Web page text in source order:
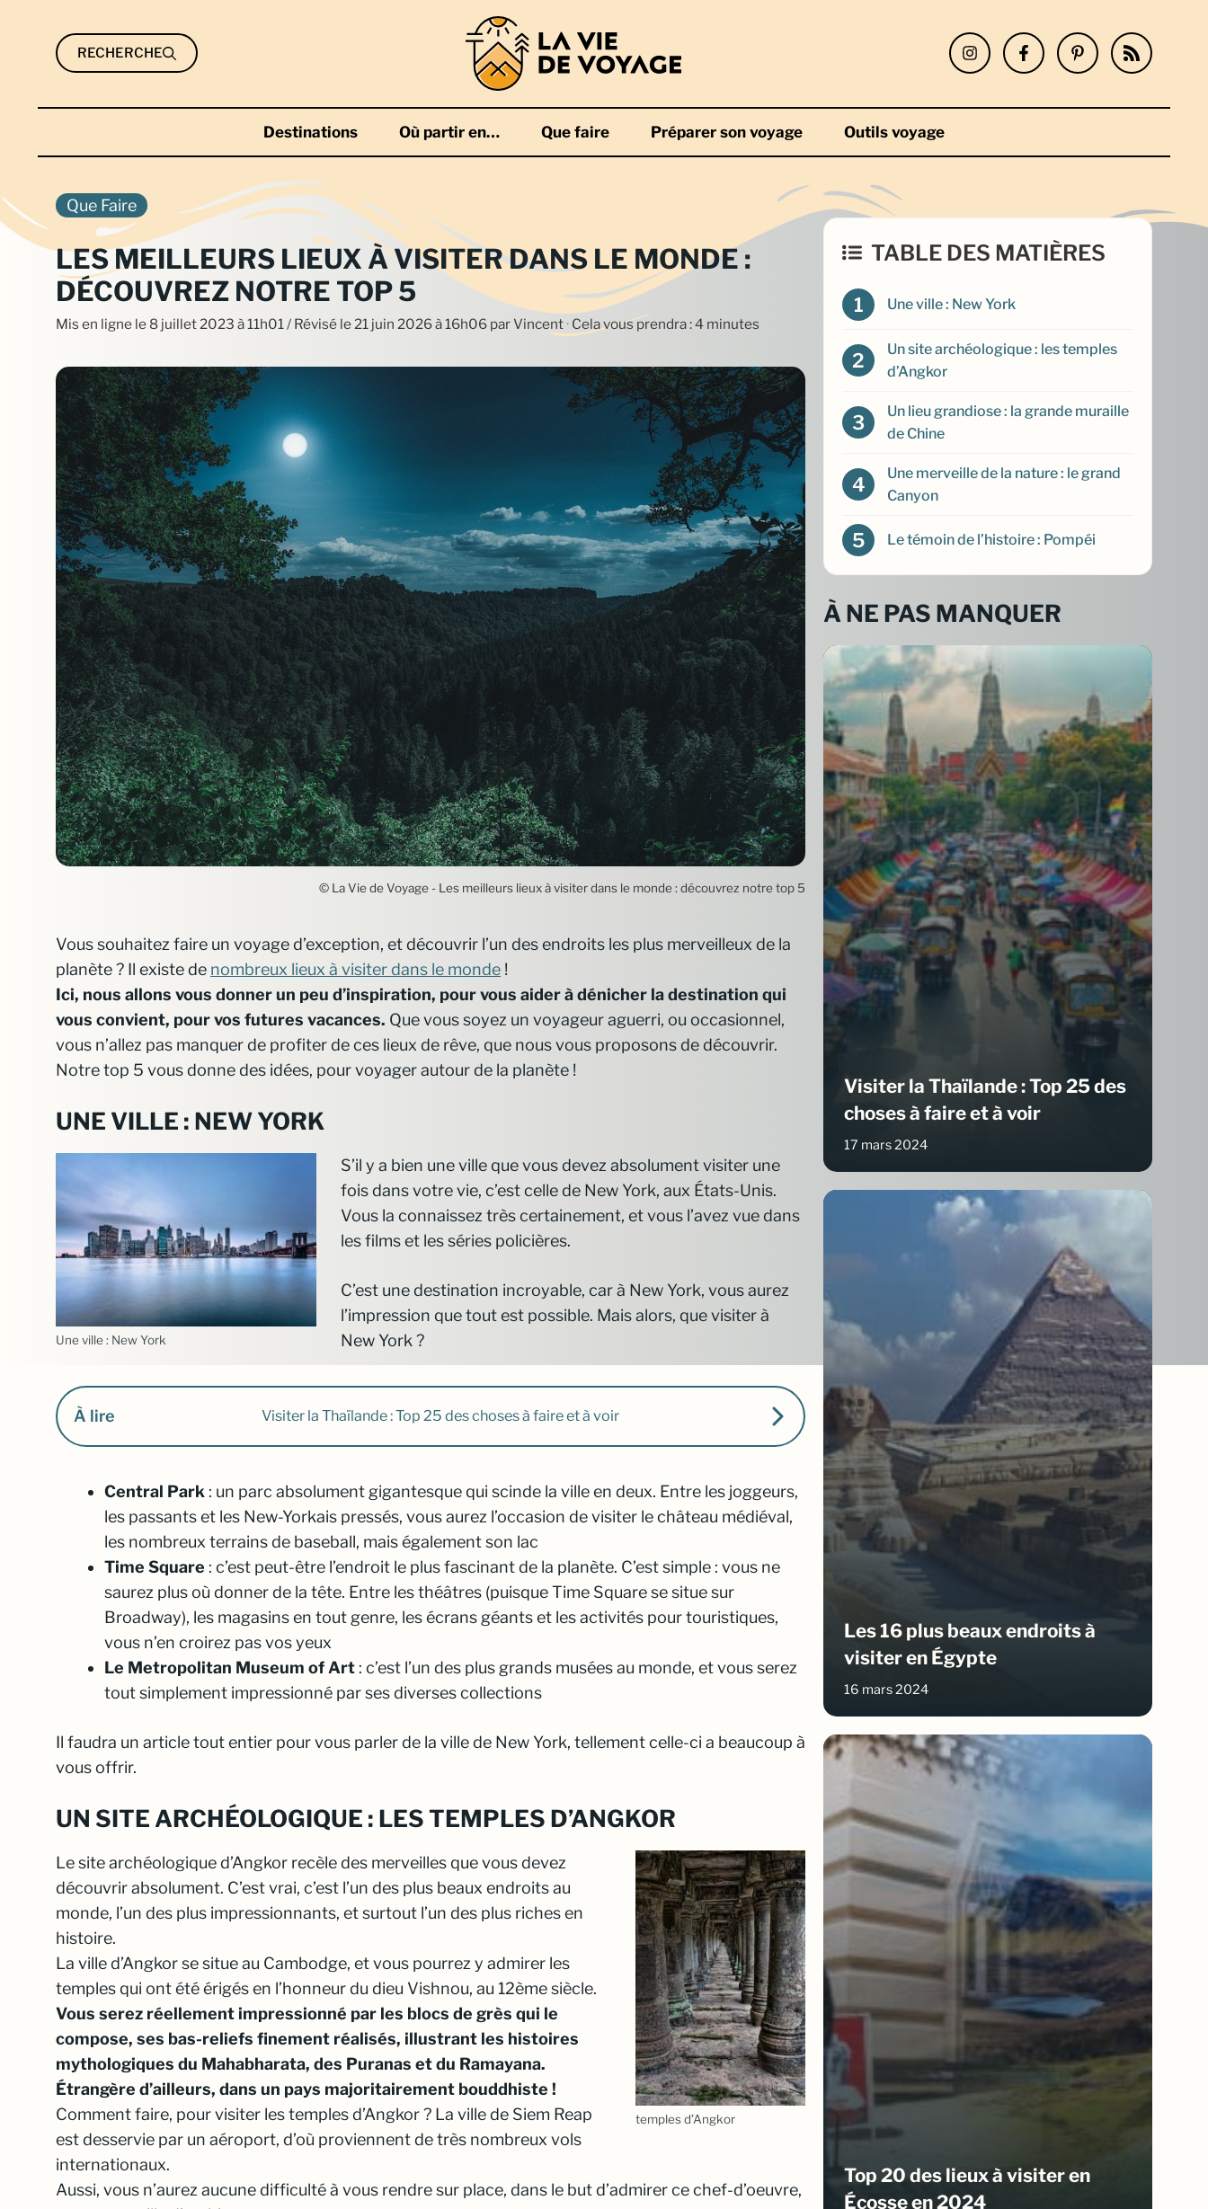
contenu
RECHERCHE
Destinations Où partir en… Que faire Préparer son voyage Outils voyage
Que Faire
LES MEILLEURS LIEUX À VISITER DANS LE MONDE :
DÉCOUVREZ NOTRE TOP 5
Mis en ligne le 8 juillet 2023 à 11h01 / Révisé le 21 juin 2026 à 16h06 par Vincent· Cela vous prendra : 4 minutes
© La Vie de Voyage - Les meilleurs lieux à visiter dans le monde : découvrez notre top 5
Vous souhaitez faire un voyage d’exception, et découvrir l’un des endroits les plus merveilleux de la
planète ? Il existe de nombreux lieux à visiter dans le monde !
Ici, nous allons vous donner un peu d’inspiration, pour vous aider à dénicher la destination qui
vous convient, pour vos futures vacances. Que vous soyez un voyageur aguerri, ou occasionnel,
vous n’allez pas manquer de profiter de ces lieux de rêve, que nous vous proposons de découvrir.
Notre top 5 vous donne des idées, pour voyager autour de la planète !
UNE VILLE : NEW YORK
Une ville : New York
S’il y a bien une ville que vous devez absolument visiter une
fois dans votre vie, c’est celle de New York, aux États-Unis.
Vous la connaissez très certainement, et vous l’avez vue dans
les films et les séries policières.
C’est une destination incroyable, car à New York, vous aurez
l’impression que tout est possible. Mais alors, que visiter à
New York ?
À lire Visiter la Thaïlande : Top 25 des choses à faire et à voir
Central Park : un parc absolument gigantesque qui scinde la ville en deux. Entre les joggeurs,
les passants et les New-Yorkais pressés, vous aurez l’occasion de visiter le château médiéval,
les nombreux terrains de baseball, mais également son lac
Time Square : c’est peut-être l’endroit le plus fascinant de la planète. C’est simple : vous ne
saurez plus où donner de la tête. Entre les théâtres (puisque Time Square se situe sur
Broadway), les magasins en tout genre, les écrans géants et les activités pour touristiques,
vous n’en croirez pas vos yeux
Le Metropolitan Museum of Art : c’est l’un des plus grands musées au monde, et vous serez
tout simplement impressionné par ses diverses collections
Il faudra un article tout entier pour vous parler de la ville de New York, tellement celle-ci a beaucoup à
vous offrir.
UN SITE ARCHÉOLOGIQUE : LES TEMPLES D’ANGKOR
temples d’Angkor
Le site archéologique d’Angkor recèle des merveilles que vous devez
découvrir absolument. C’est vrai, c’est l’un des plus beaux endroits au
monde, l’un des plus impressionnants, et surtout l’un des plus riches en
histoire.
La ville d’Angkor se situe au Cambodge, et vous pourrez y admirer les
temples qui ont été érigés en l’honneur du dieu Vishnou, au 12ème siècle.
Vous serez réellement impressionné par les blocs de grès qui le
compose, ses bas-reliefs finement réalisés, illustrant les histoires
mythologiques du Mahabharata, des Puranas et du Ramayana.
Étrangère d’ailleurs, dans un pays majoritairement bouddhiste !
Comment faire, pour visiter les temples d’Angkor ? La ville de Siem Reap
est desservie par un aéroport, d’où proviennent de très nombreux vols
internationaux.
Aussi, vous n’aurez aucune difficulté à vous rendre sur place, dans le but d’admirer ce chef-d’oeuvre,
TABLE DES MATIÈRES
Une ville : New York
Un site archéologique : les temples
d’Angkor
Un lieu grandiose : la grande muraille
de Chine
Une merveille de la nature : le grand
Canyon
Le témoin de l’histoire : Pompéi
À NE PAS MANQUER
Visiter la Thaïlande : Top 25 des
choses à faire et à voir
17 mars 2024
Les 16 plus beaux endroits à
visiter en Égypte
16 mars 2024
Top 20 des lieux à visiter en
Écosse en 2024